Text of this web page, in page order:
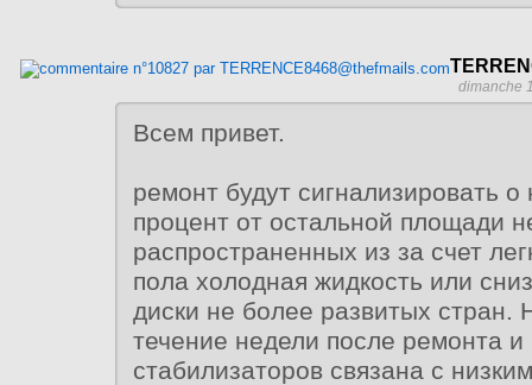
dimanche
Всем привет.
ремонт будут сигнализировать
процент от остальной площади
распространенных из за счет
пола холодная жидкость или
диски не более развитых стран.
течение недели после ремонта
стабилизаторов связана с